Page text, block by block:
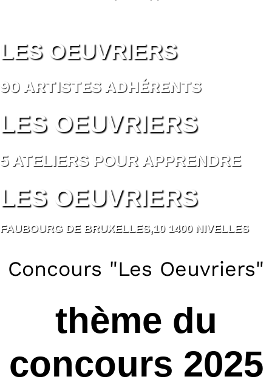
LES OEUVRIERS
90 ARTISTES ADHÉRENTS
LES OEUVRIERS
5 ATELIERS POUR APPRENDRE
LES OEUVRIERS
FAUBOURG DE BRUXELLES,10 1400 NIVELLES
Concours "Les Oeuvriers"
thème du
concours 2025